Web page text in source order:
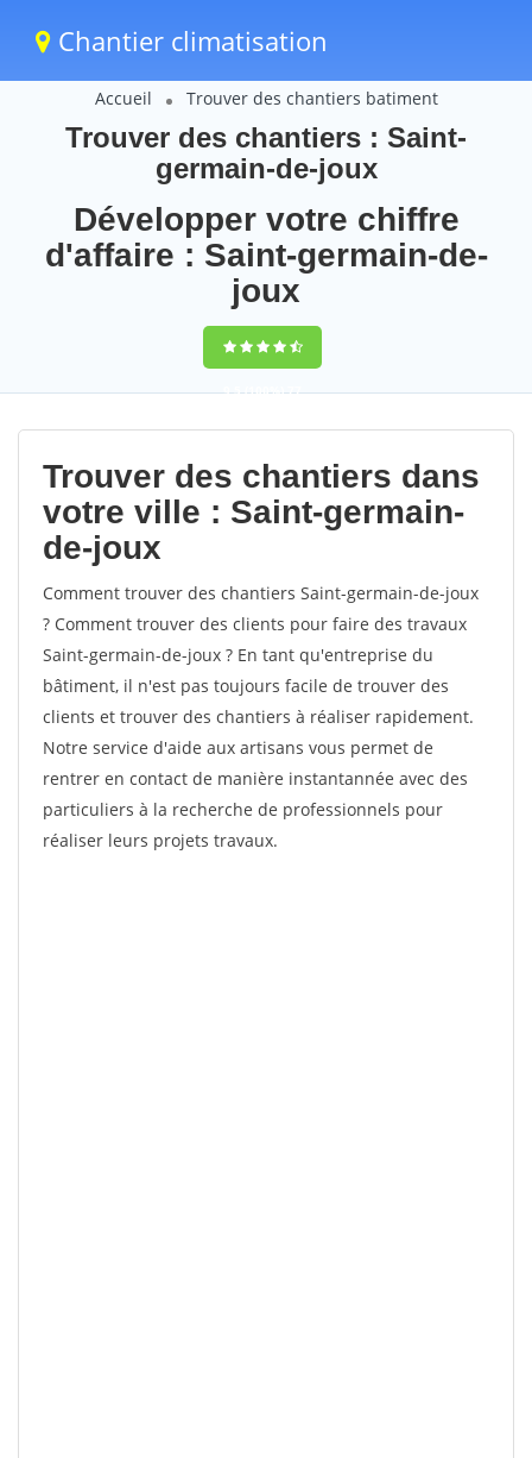
Chantier climatisation
Accueil Trouver des chantiers batiment
Trouver des chantiers : Saint-
germain-de-joux
Développer votre chiffre
d'affaire : Saint-germain-de-
joux
9,5(100%)77
votes
Trouver des chantiers dans
votre ville : Saint-germain-
de-joux
Comment trouver des chantiers Saint-germain-de-joux
? Comment trouver des clients pour faire des travaux
Saint-germain-de-joux ? En tant qu'entreprise du
bâtiment, il n'est pas toujours facile de trouver des
clients et trouver des chantiers à réaliser rapidement.
Notre service d'aide aux artisans vous permet de
rentrer en contact de manière instantannée avec des
particuliers à la recherche de professionnels pour
réaliser leurs projets travaux.